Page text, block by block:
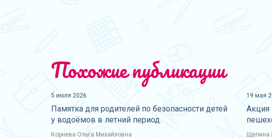
Похожие публикации
5 июля 2026
Памятка для родителей по безопасности детей
у водоёмов в летний период.
Корнева Ольга Михайловна
19 мая
Щепина